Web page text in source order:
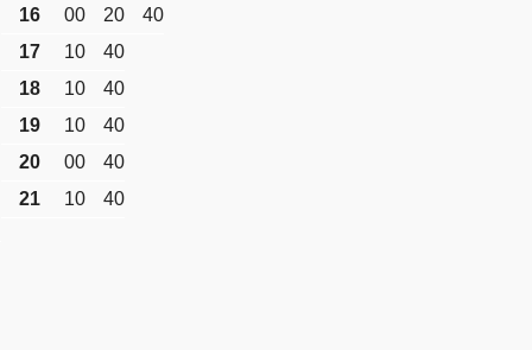
16
00 20
40
17
10
40
18
10
40
19
10
40
20
00
40
21
10 40